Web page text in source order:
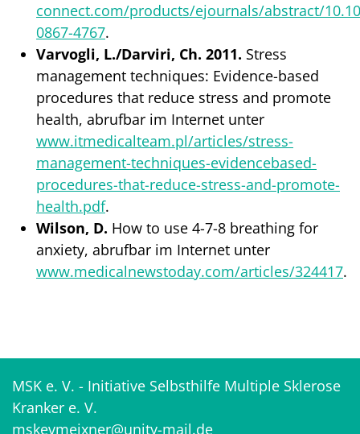
connect.com/products/ejournals/abstract/
0867-4767.
Varvogli, L./Darviri, Ch. 2011. Stress
management techniques: Evidence-based
procedures that reduce stress and promote
health, abrufbar im Internet unter
www.itmedicalteam.pl/articles/stress-
management-techniques-evidencebased-
procedures-that-reduce-stress-and-promote-
health.pdf.
Wilson, D. How to use 4-7-8 breathing for
anxiety, abrufbar im Internet unter
www.medicalnewstoday.com/articles/324417.
MSK e. V. - Initiative Selbsthilfe Multiple Sklerose
Kranker e. V.
mskevmeixner@unity-mail.de